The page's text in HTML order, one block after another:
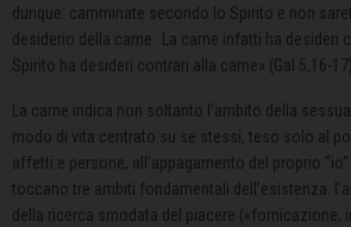
dunque: camminate secondo lo Spirito e non
desiderio della carne.
La carne infatti ha desideri
Spirito ha desideri contrari alla carne» (Gal 5,16-17).
La carne indica non soltanto l’ambito della
modo di vita centrato su se stessi, teso solo al
affetti e persone, all’appagamento del proprio
toccano tre ambiti fondamentali dell’esistenza:
della ricerca smodata del piacere («fornicazione,